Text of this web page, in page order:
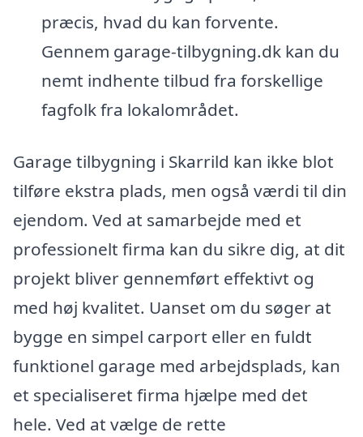
præcis, hvad du kan forvente.
Gennem garage-tilbygning.dk kan du
nemt indhente tilbud fra forskellige
fagfolk fra lokalområdet.
Garage tilbygning i Skarrild kan ikke blot
tilføre ekstra plads, men også værdi til din
ejendom. Ved at samarbejde med et
professionelt firma kan du sikre dig, at dit
projekt bliver gennemført effektivt og
med høj kvalitet. Uanset om du søger at
bygge en simpel carport eller en fuldt
funktionel garage med arbejdsplads, kan
et specialiseret firma hjælpe med det
hele. Ved at vælge de rette